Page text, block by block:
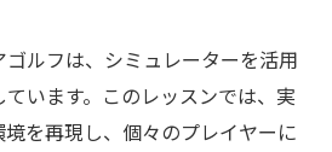
ルフは、シミュレーターを活用
います。このレッスンでは、実
を再現し、個々のプレイヤーに